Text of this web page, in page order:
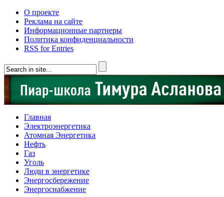
О проекте
Реклама на сайте
Информационные партнеры
Политика конфиденциальности
RSS for Entries
Главная
Электроэнергетика
Атомная Энергетика
Нефть
Газ
Уголь
Люди в энергетике
Энергосбережение
Энергоснабжение